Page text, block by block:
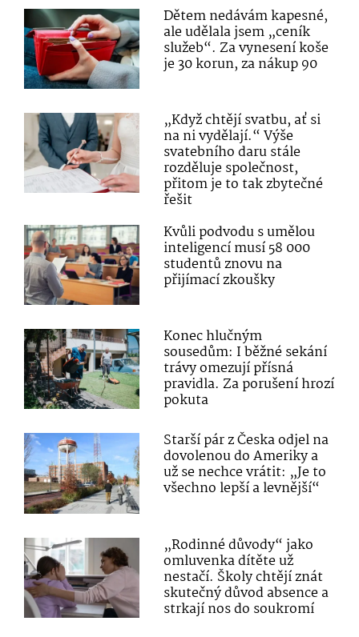
Dětem nedávám kapesné,
ale udělala jsem „ceník
služeb“. Za vynesení koše
je 30 korun, za nákup 90
„Když chtějí svatbu, ať si
na ni vydělají.“ Výše
svatebního daru stále
rozděluje společnost,
přitom je to tak zbytečné
řešit
Kvůli podvodu s umělou
inteligencí musí 58 000
studentů znovu na
přijímací zkoušky
Konec hlučným
sousedům: I běžné sekání
trávy omezují přísná
pravidla. Za porušení hrozí
pokuta
Starší pár z Česka odjel na
dovolenou do Ameriky a
už se nechce vrátit: „Je to
všechno lepší a levnější“
„Rodinné důvody“ jako
omluvenka dítěte už
nestačí. Školy chtějí znát
skutečný důvod absence a
strkají nos do soukromí